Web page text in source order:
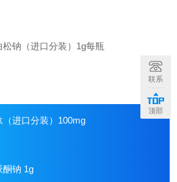
钠（进口分装）1g每瓶
（进口分装）100mg
酮钠 1g
联系
顶部